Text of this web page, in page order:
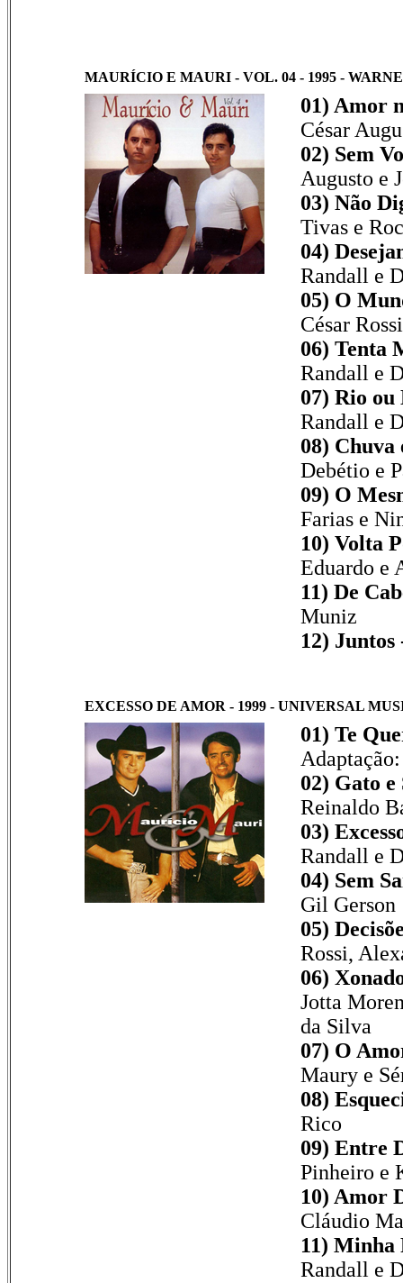
MAURÍCIO E MAURI - VOL. 04 - 1995 -
01) Amor
César
02) Sem
Augusto e
03) Não
Tivas e
04)
Randall e
05) O
César
06) Tenta
Randall e
07) Rio ou
Randall e
08) Chuva
Debétio e
09) O
Farias e
10) Volta
Eduardo e
11) De
Muniz
12) Juntos
EXCESSO DE AMOR - 1999 - UNIVERSAL
01) Te
02) Gato e
Reinaldo
03)
Randall e
04) Sem
Gil Gerson
05)
Rossi,
06)
Jotta
da Silva
07) O
Maury e
08)
Rico
09) Entre
Pinheiro e
10) Amor
Cláudio
11) Minha
Randall e